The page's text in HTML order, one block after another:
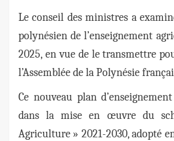
Le conseil des ministres a
polynésien de l’enseignement
2025, en vue de le transmettre
l’Assemblée de la Polynésie
Ce nouveau plan
dans la mise en œuvre du
Agriculture » 2021-2030, adopté